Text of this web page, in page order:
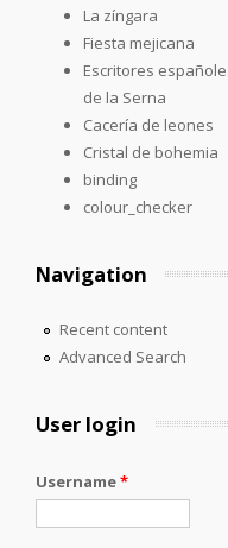
La zíngara
Fiesta mejicana
Escritores
de la Serna
Cacería de leones
Cristal de bohemia
binding
colour_checker
Navigation
Recent content
Advanced Search
User login
Username*